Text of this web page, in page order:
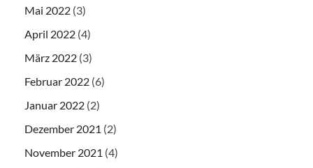
Mai 2022 (3)
April 2022 (4)
März 2022 (3)
Februar 2022 (6)
Januar 2022 (2)
Dezember 2021 (2)
November 2021 (4)